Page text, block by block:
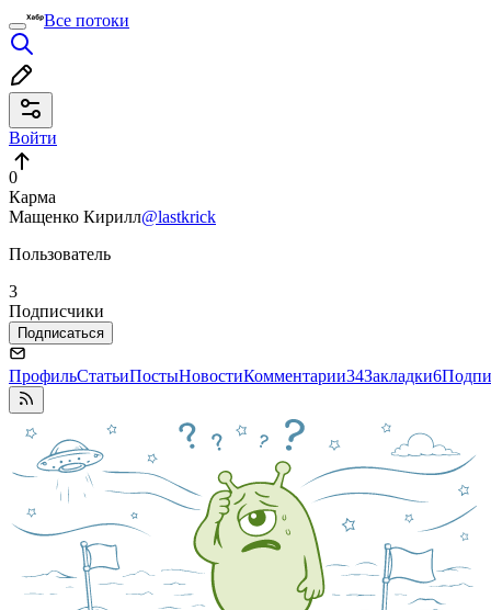
Все потоки
Войти
0
Карма
Мащенко Кирилл@lastkrick
Пользователь
3
Подписчики
Подписаться
ПрофильСтатьиПостыНовостиКомментарии34Закладки6